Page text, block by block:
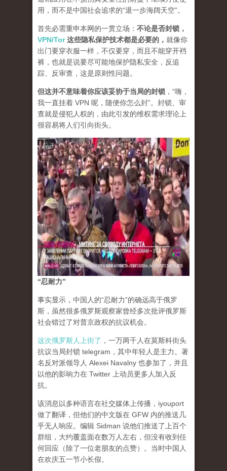
用，而不是中国社会追求的“退一步海阔天空”。
首先必需重申本网的一贯立场： 不论是否封锁，
VPN/Tor这些隐私保护技术都是必要的， 就像你
出门要穿衣服一样，不仅要穿，而且不能穿开裆
裤，也就是说要尽可能地保护隐私安全，反追
踪、反审查，这是原则性问题。
但这并不意味着你应该妥协于当局的封锁 ，“嗨，
我一直挂着 VPN 呢，随便你怎么封”。封锁、审
查就是侵犯人权的，由此引发的维权需求理论上
很容易将人们引向街头。
“忍耐力”
事实显示，中国人的“忍耐力”的确远高于俄罗
斯，虽然很多俄罗斯观察家曾经多次批评俄罗斯
社会错过了对普京政权的抗议机会。
这次俄罗斯人上街了 ，一万两千人在莫斯科街头
抗议当局封锁 telegram，其中年轻人是主力。著
名反对派领导人 Alexei Navalny 也参加了，并且
以他的影响力在 Twitter 上动员更多人加入反
抗。
该消息以多种语言在社交媒体上传播，iyouport
做了翻译，但他们的中文版在 GFW 内的推送几
乎无人响应。编辑 Sidman 说他们推送了上百个
群组，大约覆盖面在数万人左右，但没有收到任
何回应（除了一位老朋友的点赞）。当时中国人
在欢庆五一节小长假。